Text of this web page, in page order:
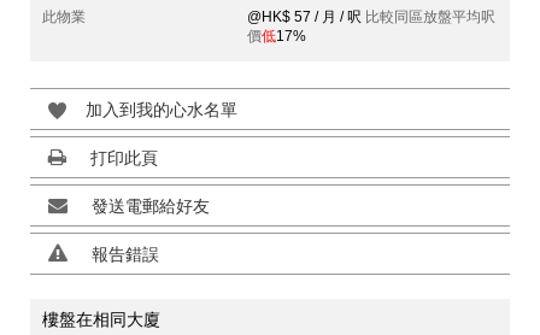
此物業 @HK$ 57 / 月 / 呎 比較同區放盤平均呎
價低17%
加入到我的心水名單
打印此頁
發送電郵給好友
報告錯誤
樓盤在相同大廈